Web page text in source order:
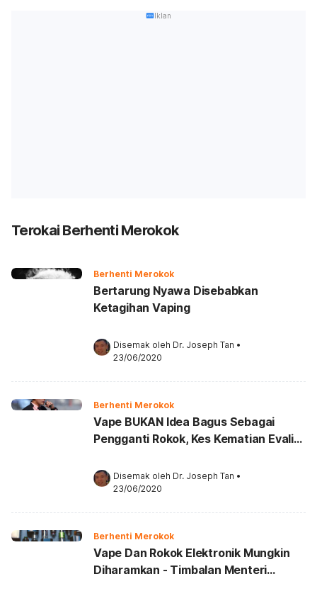
Iklan
Terokai Berhenti Merokok
Berhenti Merokok
Bertarung Nyawa Disebabkan
Ketagihan Vaping
Disemak oleh Dr. Joseph Tan •
23/06/2020
Berhenti Merokok
Vape BUKAN Idea Bagus Sebagai
Pengganti Rokok, Kes Kematian Evali
Disemak oleh Dr. Joseph Tan •
23/06/2020
Berhenti Merokok
Vape Dan Rokok Elektronik Mungkin
Diharamkan - Timbalan Menteri